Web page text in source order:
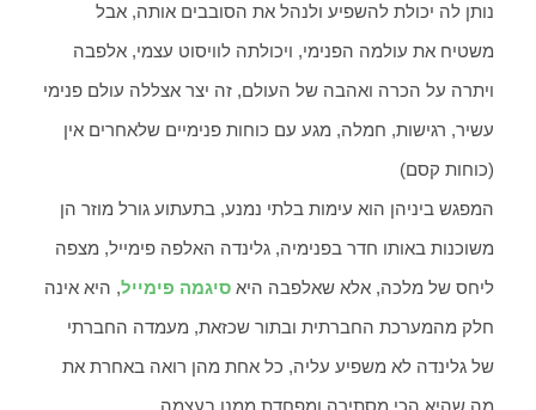
נותן לה יכולת להשפיע ולנהל את הסובבים אותה, אבל
משטיח את עולמה הפנימי, ויכולתה לוויסוט עצמי, אלפבה
ויתרה על הכרה ואהבה של העולם, זה יצר אצללה עולם פנימי
עשיר, רגישות, חמלה, מגע עם כוחות פנימיים שלאחרים אין
(כוחות קסם)
המפגש ביניהן הוא עימות בלתי נמנע, בתעתוע גורל מוזר הן
משוכנות באותו חדר בפנימיה, גלינדה האלפה פימייל, מצפה
ליחס של מלכה, אלא שאלפבה היא סיגמה פימייל, היא אינה
חלק מהמערכת החברתית ובתור שכזאת, מעמדה החברתי
של גלינדה לא משפיע עליה, כל אחת מהן רואה באחרת את
מה שהיא הכי מסתירה ומפחדת ממנו בעצמה.